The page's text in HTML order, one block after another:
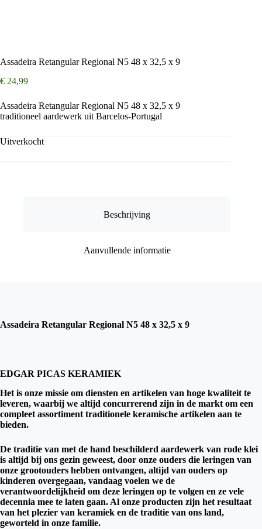
Assadeira Retangular Regional N5 48 x 32,5 x 9
€ 24,99
Assadeira Retangular Regional N5 48 x 32,5 x 9
traditioneel aardewerk uit Barcelos-Portugal
Uitverkocht
Beschrijving
Aanvullende informatie
Assadeira Retangular Regional N5 48 x 32,5 x 9
EDGAR PICAS KERAMIEK
Het is onze missie om diensten en artikelen van hoge kwaliteit te
leveren, waarbij we altijd concurrerend zijn in de markt om een ​​
compleet assortiment traditionele keramische artikelen aan te
bieden.
De traditie van met de hand beschilderd aardewerk van rode klei
is altijd bij ons gezin geweest, door onze ouders die leringen van
onze grootouders hebben ontvangen, altijd van ouders op
kinderen overgegaan, vandaag voelen we de
verantwoordelijkheid om deze leringen op te volgen en ze vele
decennia mee te laten gaan. Al onze producten zijn het resultaat
van het plezier van keramiek en de traditie van ons land,
geworteld in onze familie.